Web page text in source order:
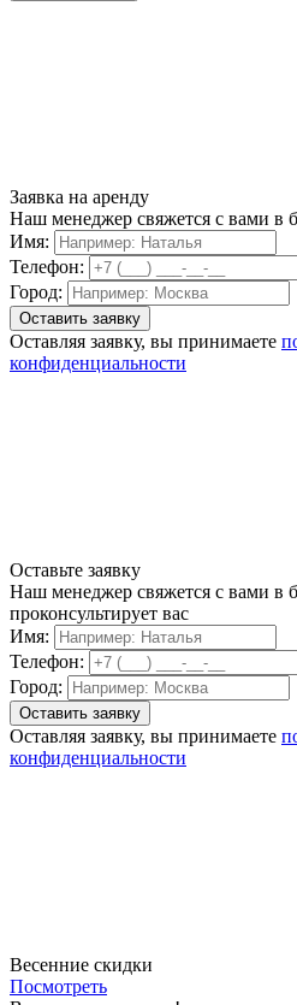
Заявка на аренду
Наш менеджер свяжется с вами в
Имя:
Телефон:
Город:
Оставляя заявку, вы принимаете
конфиденциальности
Оставьте заявку
Наш менеджер свяжется с вами в
проконсультирует вас
Имя:
Телефон:
Город:
Оставляя заявку, вы принимаете
конфиденциальности
Весенние скидки
Посмотреть